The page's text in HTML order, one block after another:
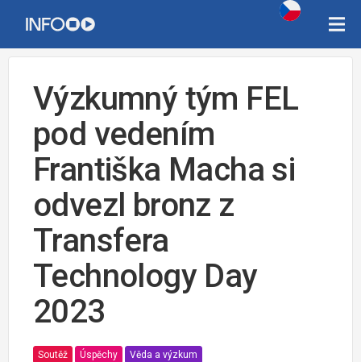
Výzkumný tým FEL
pod vedením
Františka Macha si
odvezl bronz z
Transfera
Technology Day
2023
Soutěž Úspěchy Věda a výzkum